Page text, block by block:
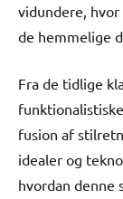
vidundere,
de hemmelige
Fra de tidlige
fusion af
idealer og
hvordan denne